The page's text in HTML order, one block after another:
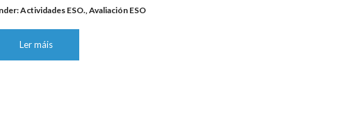
Actividades ESO.,Avaliación ESO
Ler máis